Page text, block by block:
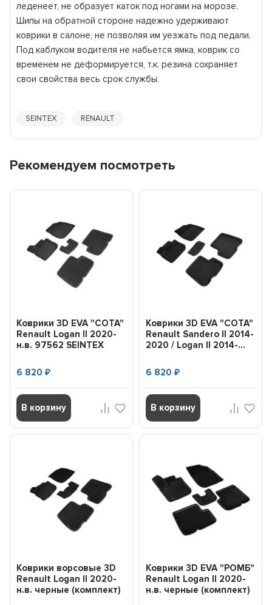
леденеет, не образует каток под ногами на морозе.
Шипы на обратной стороне надежно удерживают
коврики в салоне, не позволяя им уезжать под педали.
Под каблуком водителя не набьется ямка, коврик со
временем не деформируется, т.к. резина сохраняет
свои свойства весь срок службы.
SEINTEX RENAULT
Рекомендуем посмотреть
Коврики 3D EVA "СОТА"
Renault Logan II 2020-
н.в. 97562 SEINTEX
6 820₽
В корзину
Коврики 3D EVA "СОТА"
Renault Sandero II 2014-
2020 / Logan II 2014-...
6 820 ₽
В корзину
Коврики ворсовые 3D
Renault Logan II 2020-
н.в. черные (комплект)
Коврики 3D EVA "РОМБ"
Renault Logan II 2020-
н.в. черные (комплект)